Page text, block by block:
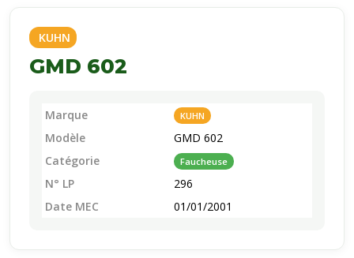
KUHN
GMD 602
Marque KUHN
Modèle
GMD 602
Catégorie
Faucheuse
N° LP
296
Date MEC
01/01/2001